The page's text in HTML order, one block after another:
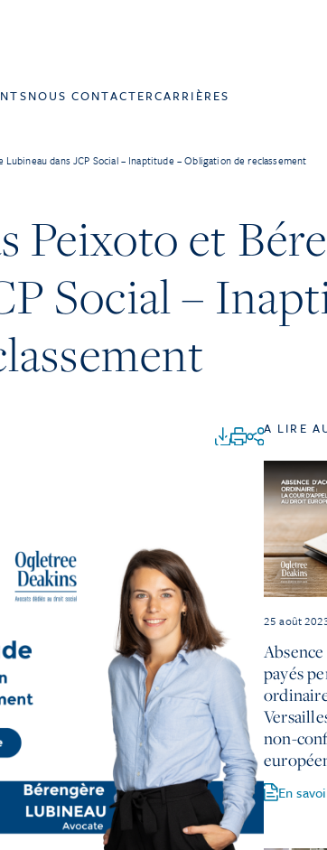
NOUS CONTACTERCARRIÈRES
dans JCP Social – Inaptitude – Obligation de reclassement
Peixoto et
Social –
A LIRE
25 août
payés
non-
En